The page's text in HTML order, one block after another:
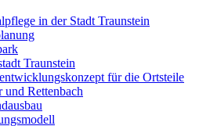
in der Stadt Traunstein
Traunstein
für die Ortsteile
und Rettenbach